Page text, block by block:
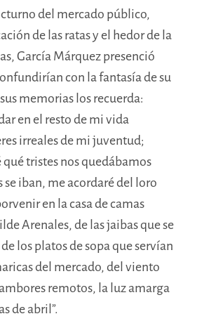
del mercado público,
de las ratas y el hedor de la
García Márquez presenció
con la fantasía de su
memorias los recuerda:
en el resto de mi vida
irreales de mi juventud;
tristes nos quedábamos
se iban, me acordaré del loro
en la casa de camas
Arenales, de las jaibas que se
los platos de sopa que servían
del mercado, del viento
remotos, la luz amarga
de abril”.